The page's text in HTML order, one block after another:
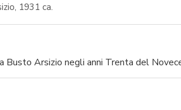
1931 ca.
Arsizio negli anni Trenta del